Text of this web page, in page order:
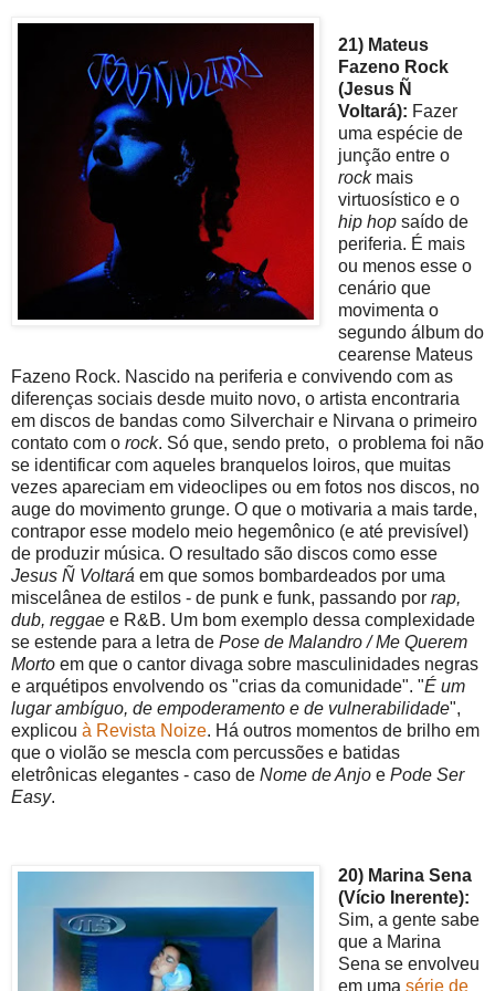
21) Mateus
Fazeno Rock
(Jesus Ñ
Voltará): Fazer
uma espécie de
junção entre o
rockmais
virtuosístico e o
hip hopsaído de
periferia. É mais
ou menos esse o
cenário que
movimenta o
segundo álbum do
cearense Mateus
Fazeno Rock. Nascido na periferia e convivendo com as
diferenças sociais desde muito novo, o artista encontraria
em discos de bandas como Silverchair e Nirvana o primeiro
contato com o rock. Só que, sendo preto, o problema foi não
se identificar com aqueles branquelos loiros, que muitas
vezes apareciam em videoclipes ou em fotos nos discos, no
auge do movimento grunge. O que o motivaria a mais tarde,
contrapor esse modelo meio hegemônico (e até previsível)
de produzir música. O resultado são discos como esse
Jesus Ñ Voltará em que somos bombardeados por uma
miscelânea de estilos - de punk e funk, passando por rap,
dub, reggae e R&B. Um bom exemplo dessa complexidade
se estende para a letra de Pose de Malandro / Me Querem
Morto em que o cantor divaga sobre masculinidades negras
e arquétipos envolvendo os "crias da comunidade". "É um
lugar ambíguo, de empoderamento e de vulnerabilidade",
explicou à Revista Noize. Há outros momentos de brilho em
que o violão se mescla com percussões e batidas
eletrônicas elegantes - caso de Nome de Anjo e Pode Ser
Easy.
20) Marina Sena
(Vício Inerente):
Sim, a gente sabe
que a Marina
Sena se envolveu
em uma série de